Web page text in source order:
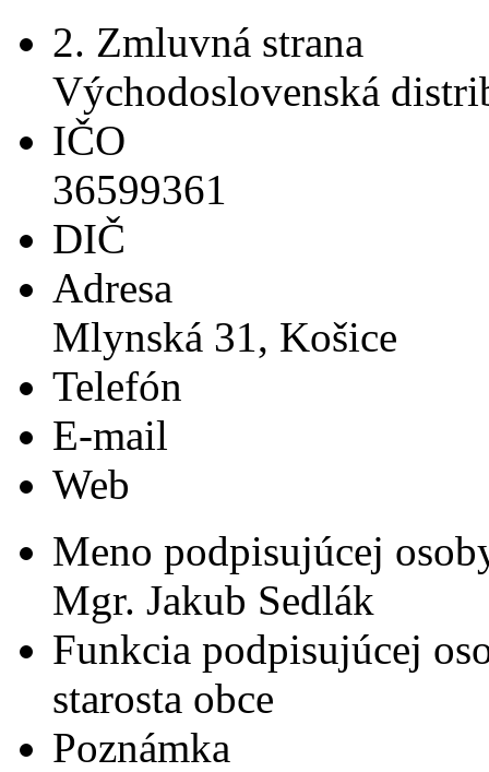
2. Zmluvná strana
Východoslovenská
IČO
36599361
DIČ
Adresa
Mlynská 31, Košice
Telefón
E-mail
Web
Meno podpisujúcej
Mgr. Jakub Sedlák
Funkcia podpisujúcej
starosta obce
Poznámka